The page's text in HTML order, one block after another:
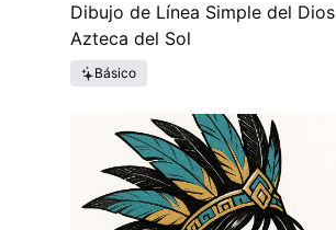
Dibujo de Línea Simple del Dios
Azteca del Sol
Básico